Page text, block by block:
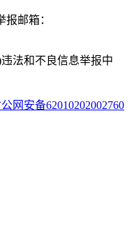
报邮箱：
法和不良信息举报中
网安备62010202002760